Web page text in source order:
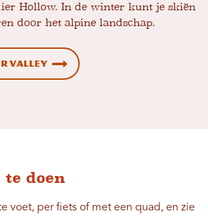
Hollow. In de winter kunt je skiën
door het alpine landschap.
Valley
te doen
voet, per fiets of met een quad, en zie